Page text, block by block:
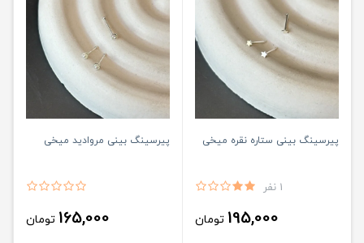
پیرسینگ بینی ستاره نقره میخی
1 نفر
195,000 تومان
پیرسینگ بینی مروادید میخی
165,000 تومان